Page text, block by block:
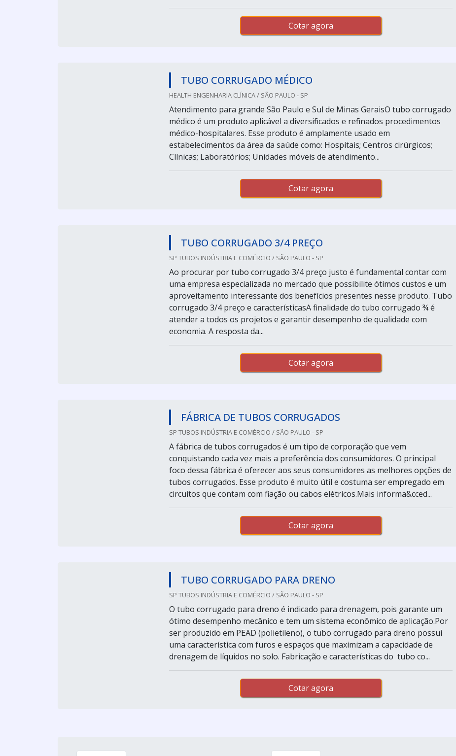
Cotar agora
TUBO CORRUGADO MÉDICO
HEALTH ENGENHARIA CLÍNICA / SÃO PAULO - SP
Atendimento para grande São Paulo e Sul de Minas GeraisO tubo corrugado
médico é um produto aplicável a diversificados e refinados procedimentos
médico-hospitalares. Esse produto é amplamente usado em
estabelecimentos da área da saúde como: Hospitais; Centros cirúrgicos;
Clínicas; Laboratórios; Unidades móveis de atendimento...
Cotar agora
TUBO CORRUGADO 3/4 PREÇO
SP TUBOS INDÚSTRIA E COMÉRCIO / SÃO PAULO - SP
Ao procurar por tubo corrugado 3/4 preço justo é fundamental contar com
uma empresa especializada no mercado que possibilite ótimos custos e um
aproveitamento interessante dos benefícios presentes nesse produto. Tubo
corrugado 3/4 preço e característicasA finalidade do tubo corrugado ¾ é
atender a todos os projetos e garantir desempenho de qualidade com
economia. A resposta da...
Cotar agora
FÁBRICA DE TUBOS CORRUGADOS
SP TUBOS INDÚSTRIA E COMÉRCIO / SÃO PAULO - SP
A fábrica de tubos corrugados é um tipo de corporação que vem
conquistando cada vez mais a preferência dos consumidores. O principal
foco dessa fábrica é oferecer aos seus consumidores as melhores opções de
tubos corrugados. Esse produto é muito útil e costuma ser empregado em
circuitos que contam com fiação ou cabos elétricos.Mais informa&cced...
Cotar agora
TUBO CORRUGADO PARA DRENO
SP TUBOS INDÚSTRIA E COMÉRCIO / SÃO PAULO - SP
O tubo corrugado para dreno é indicado para drenagem, pois garante um
ótimo desempenho mecânico e tem um sistema econômico de aplicação.Por
ser produzido em PEAD (polietileno), o tubo corrugado para dreno possui
uma característica com furos e espaços que maximizam a capacidade de
drenagem de líquidos no solo. Fabricação e características do tubo co...
Cotar agora